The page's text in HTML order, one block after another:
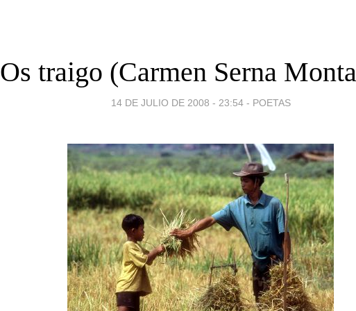
Os traigo (Carmen Serna
14 DE JULIO DE 2008 - 23:54 - POETAS